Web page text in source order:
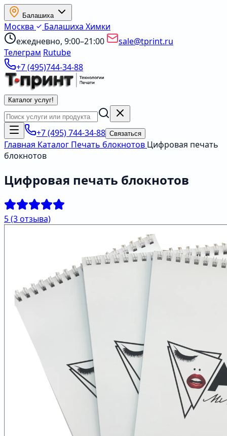
Балашиха
Москва Балашиха Химки
ежедневно, 9:00–21:00
sale@tprint.ru
Телеграм Rutube
+7 (495)744-34-88
Каталог услуг!
+7 (495) 744-34-88 Связаться
Главная Каталог Печать блокнотов Цифровая печать
блокнотов
Цифровая печать блокнотов
5(3 отзыва)